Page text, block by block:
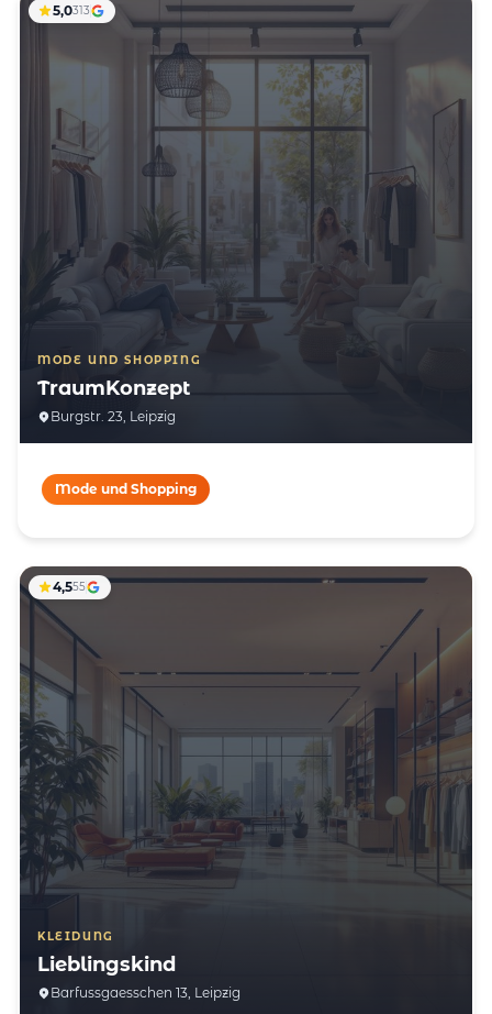
MODE UND SHOPPING
TraumKonzept
Burgstr. 23, Leipzig
5,0313
Mode und Shopping
KLEIDUNG
Lieblingskind
Barfussgaesschen 13, Leipzig
4,555